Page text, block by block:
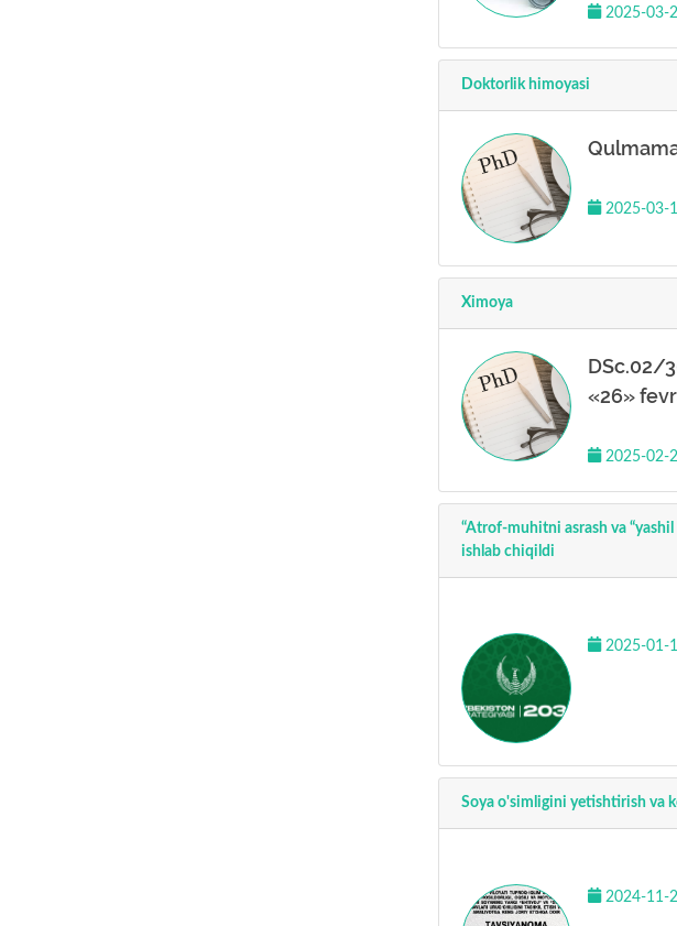
2025-03-
Doktorlik himoyasi
2025-03-
Ximoya
DSc.02/
«26»
2025-02-
“Atrof-muhitni asrash va
ishlab chiqildi
2025-01-
Soya o'simligini yetishtirish va
2024-11-